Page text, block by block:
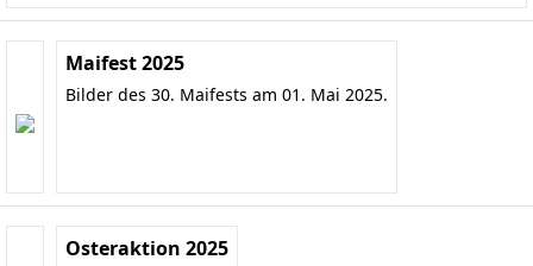
Maifest 2025
Bilder des 30. Maifests am 01. Mai 2025.
Osteraktion 2025